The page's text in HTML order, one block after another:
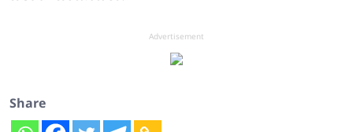
Advertisement
Share